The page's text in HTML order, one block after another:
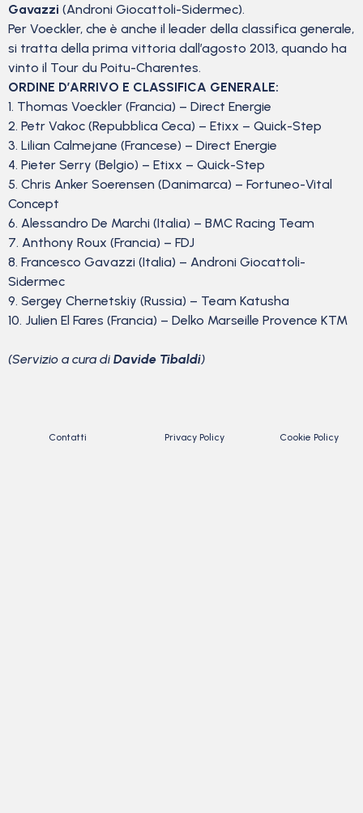
Gavazzi (Androni Giocattoli-Sidermec).
Per Voeckler, che è anche il leader della classifica generale,
si tratta della prima vittoria dall’agosto 2013, quando ha
vinto il Tour du Poitu-Charentes.
ORDINE D’ARRIVO E CLASSIFICA GENERALE:
1. Thomas Voeckler (Francia) – Direct Energie
2. Petr Vakoc (Repubblica Ceca) – Etixx – Quick-Step
3. Lilian Calmejane (Francese) – Direct Energie
4. Pieter Serry (Belgio) – Etixx – Quick-Step
5. Chris Anker Soerensen (Danimarca) – Fortuneo-Vital
Concept
6. Alessandro De Marchi (Italia) – BMC Racing Team
7. Anthony Roux (Francia) – FDJ
8. Francesco Gavazzi (Italia) – Androni Giocattoli-
Sidermec
9. Sergey Chernetskiy (Russia) – Team Katusha
10. Julien El Fares (Francia) – Delko Marseille Provence KTM
(Servizio a cura di Davide Tibaldi)
Contatti Privacy Policy Cookie Policy